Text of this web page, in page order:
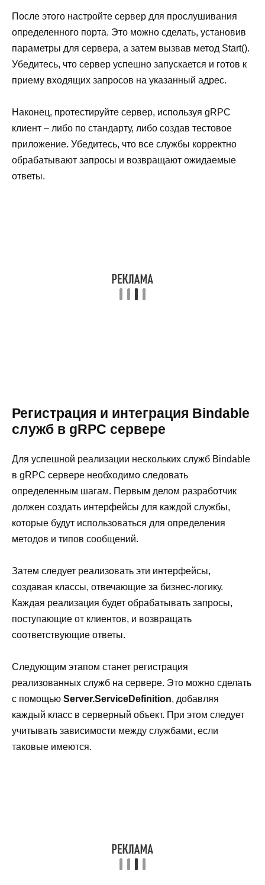
После этого настройте сервер для прослушивания
определенного порта. Это можно сделать, установив
параметры для сервера, а затем вызвав метод Start().
Убедитесь, что сервер успешно запускается и готов к
приему входящих запросов на указанный адрес.
Наконец, протестируйте сервер, используя gRPC
клиент – либо по стандарту, либо создав тестовое
приложение. Убедитесь, что все службы корректно
обрабатывают запросы и возвращают ожидаемые
ответы.
Регистрация и интеграция Bindable
служб в gRPC сервере
Для успешной реализации нескольких служб Bindable
в gRPC сервере необходимо следовать
определенным шагам. Первым делом разработчик
должен создать интерфейсы для каждой службы,
которые будут использоваться для определения
методов и типов сообщений.
Затем следует реализовать эти интерфейсы,
создавая классы, отвечающие за бизнес-логику.
Каждая реализация будет обрабатывать запросы,
поступающие от клиентов, и возвращать
соответствующие ответы.
Следующим этапом станет регистрация
реализованных служб на сервере. Это можно сделать
с помощью Server.ServiceDefinition, добавляя
каждый класс в серверный объект. При этом следует
учитывать зависимости между службами, если
таковые имеются.